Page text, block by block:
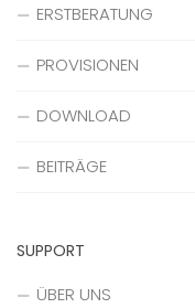
ERSTBERATUNG
PROVISIONEN
DOWNLOAD
BEITRÄGE
SUPPORT
ÜBER UNS